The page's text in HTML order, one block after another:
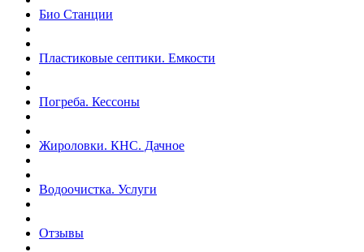
Био Станции
Пластиковые септики. Емкости
Погреба. Кессоны
Жироловки. КНС. Дачное
Водоочистка. Услуги
Отзывы